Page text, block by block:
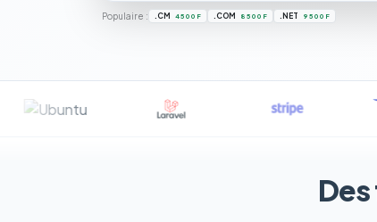
Populaire : .CM 4 500 F .COM 8 500 F .NET 9 500 F